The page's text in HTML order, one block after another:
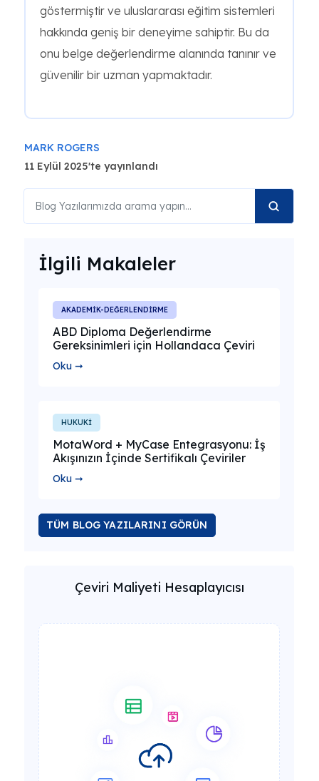
göstermiştir ve uluslararası eğitim sistemleri
hakkında geniş bir deneyime sahiptir. Bu da
onu belge değerlendirme alanında tanınır ve
güvenilir bir uzman yapmaktadır.
MARK ROGERS
11 Eylül 2025'te yayınlandı
İlgili Makaleler
AKADEMİK-DEĞERLENDİRME
ABD Diploma Değerlendirme
Gereksinimleri için Hollandaca Çeviri
Oku ➞
HUKUKİ
MotaWord + MyCase Entegrasyonu: İş
Akışınızın İçinde Sertifikalı Çeviriler
Oku ➞
TÜM BLOG YAZILARINI GÖRÜN
Çeviri Maliyeti Hesaplayıcısı